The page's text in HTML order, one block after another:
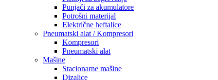
Punjači za akumulatore
Potrošni materijal
Električne heftalice
Pneumatski alat / Kompresori
Kompresori
Pneumatski alat
Mašine
Stacionarne mašine
Dizalice